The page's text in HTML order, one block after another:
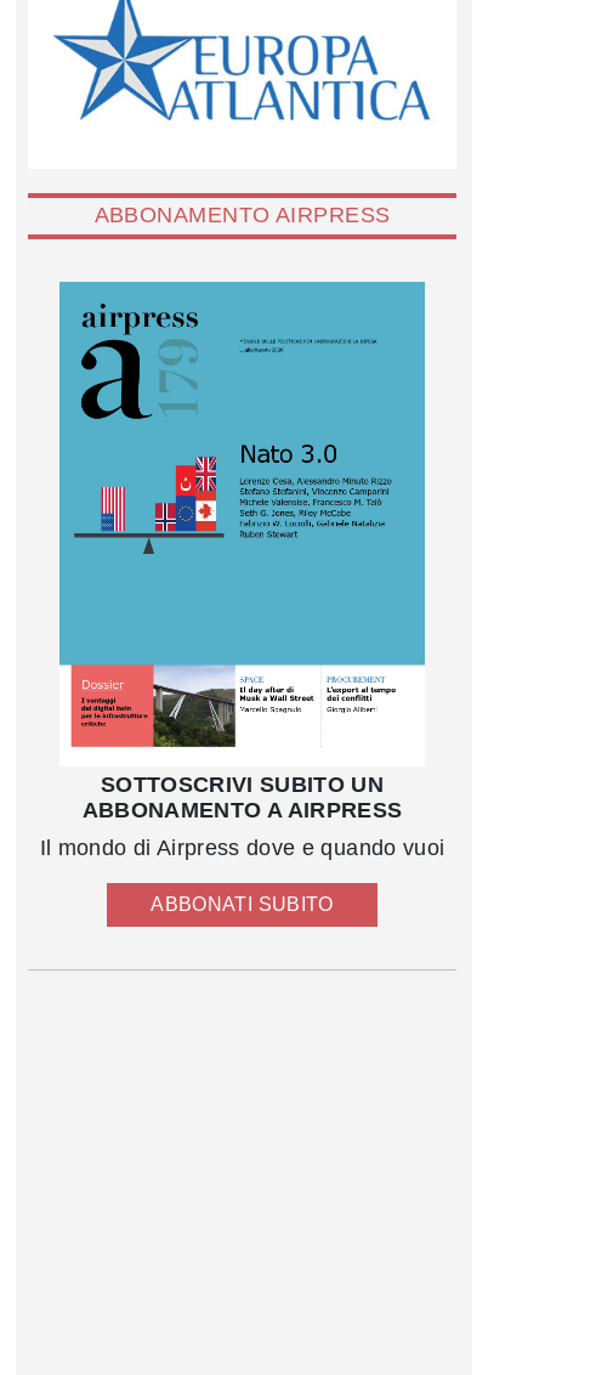
ABBONAMENTO AIRPRESS
SOTTOSCRIVI SUBITO UN
ABBONAMENTO A AIRPRESS
Il mondo di Airpress dove e quando vuoi
ABBONATI SUBITO